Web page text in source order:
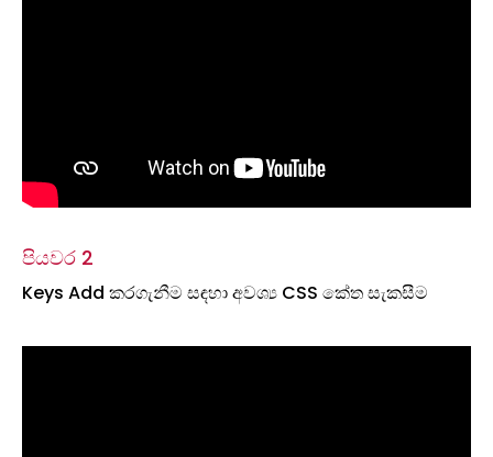
පියවර 2
Keys Add කරගැනීම සඳහා අවශ්‍ය CSS කේත සැකසීම